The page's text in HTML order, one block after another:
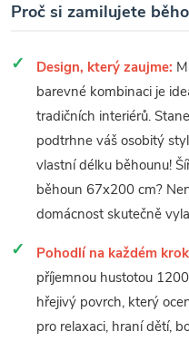
Proč si zamilujete
Design, který zaujme:
barevné kombinaci je
tradičních interiérů.
podtrhne váš osobitý
vlastní délku běhounu!
běhoun 67x200 cm?
domácnost skutečně
Pohodlí na každém
příjemnou hustotou
hřejivý povrch, který
pro relaxaci, hraní dětí,